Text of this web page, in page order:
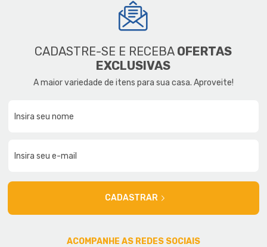
CADASTRE-SE E RECEBA OFERTAS
EXCLUSIVAS
A maior variedade de itens para sua casa. Aproveite!
CADASTRAR
ACOMPANHE AS REDES SOCIAIS